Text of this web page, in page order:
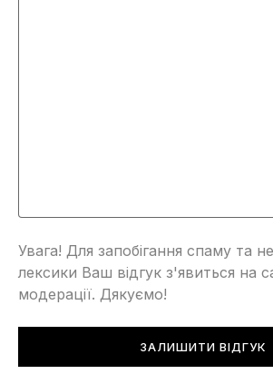
Увага! Для запобігання спаму та
лексики Ваш відгук з'явиться на
модерації. Дякуємо!
ЗАЛИШИТИ ВІДГУК